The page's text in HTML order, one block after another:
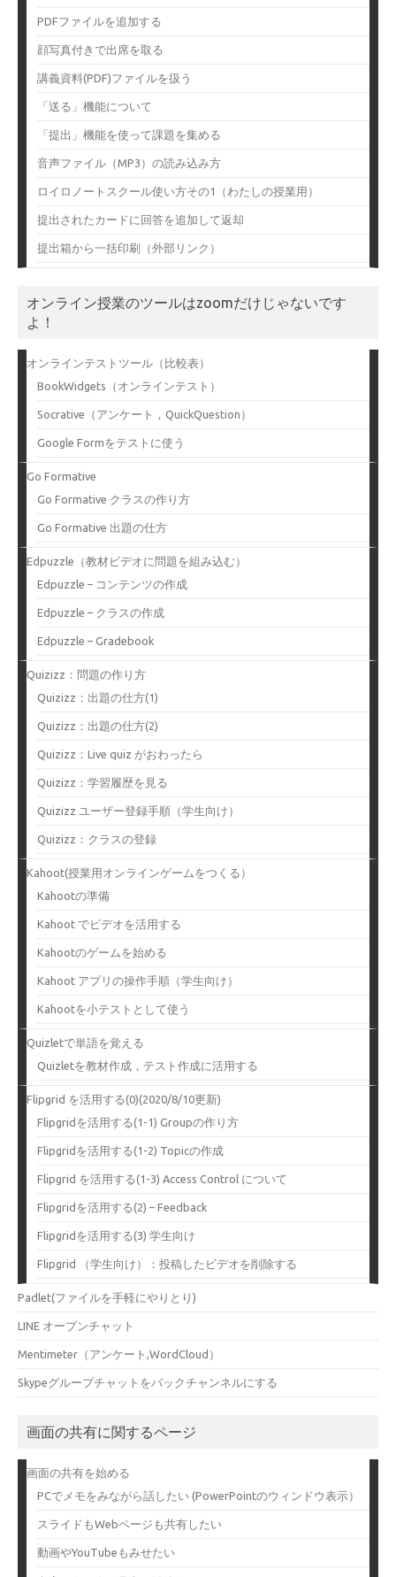
PDFファイルを追加する
顔写真付きで出席を取る
講義資料(PDF)ファイルを扱う
「送る」機能について
「提出」機能を使って課題を集める
音声ファイル（MP3）の読み込み方
ロイロノートスクール使い方その1（わたしの授業用）
提出されたカードに回答を追加して返却
提出箱から一括印刷（外部リンク）
オンライン授業のツールはzoomだけじゃないです
よ！
オンラインテストツール（比較表）
BookWidgets（オンラインテスト）
Socrative（アンケート，QuickQuestion）
Google Formをテストに使う
Go Formative
Go Formative クラスの作り方
Go Formative 出題の仕方
Edpuzzle（教材ビデオに問題を組み込む）
Edpuzzle – コンテンツの作成
Edpuzzle – クラスの作成
Edpuzzle – Gradebook
Quizizz：問題の作り方
Quizizz：出題の仕方(1)
Quizizz：出題の仕方(2)
Quizizz：Live quiz がおわったら
Quizizz：学習履歴を見る
Quizizz ユーザー登録手順（学生向け）
Quizizz：クラスの登録
Kahoot(授業用オンラインゲームをつくる）
Kahootの準備
Kahoot でビデオを活用する
Kahootのゲームを始める
Kahoot アプリの操作手順（学生向け）
Kahootを小テストとして使う
Quizletで単語を覚える
Quizletを教材作成，テスト作成に活用する
Flipgrid を活用する(0)(2020/8/10更新)
Flipgridを活用する(1-1) Groupの作り方
Flipgridを活用する(1-2) Topicの作成
Flipgrid を活用する(1-3) Access Control について
Flipgridを活用する(2) – Feedback
Flipgridを活用する(3) 学生向け
Flipgrid （学生向け）：投稿したビデオを削除する
Padlet(ファイルを手軽にやりとり)
LINE オープンチャット
Mentimeter（アンケート,WordCloud）
Skypeグループチャットをバックチャンネルにする
画面の共有に関するページ
画面の共有を始める
PCでメモをみながら話したい (PowerPointのウィンドウ表示）
スライドもWebページも共有したい
動画やYouTubeもみせたい